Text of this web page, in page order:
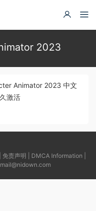
2023
Animator 2023 中文
激活
免责声明 DMCA Information
mail@nidown.com